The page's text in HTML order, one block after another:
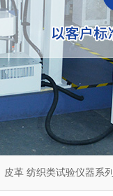
皮革 纺织类试验仪器系列